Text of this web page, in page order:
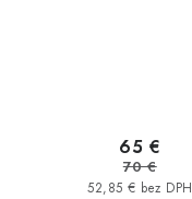
52,85 € bez DPH
65 €
70 €